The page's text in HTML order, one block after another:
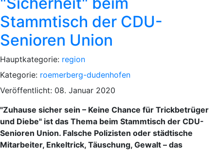
Stammtisch der CDU-
Senioren Union
Hauptkategorie: region
Kategorie: roemerberg-dudenhofen
Veröffentlicht: 08. Januar 2020
"Zuhause sicher sein – Keine Chance für Trickbetrüger
und Diebe" ist das Thema beim Stammtisch der CDU-
Senioren Union. Falsche Polizisten oder städtische
Mitarbeiter, Enkeltrick, Täuschung, Gewalt – das